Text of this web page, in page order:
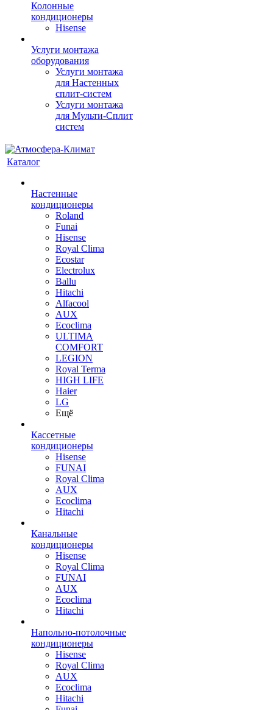
Колонные
кондиционеры
Hisense
Услуги монтажа
оборудования
Услуги монтажа
для Настенных
сплит-систем
Услуги монтажа
для Мульти-Сплит
систем
Каталог
Настенные
кондиционеры
Roland
Funai
Hisense
Royal Clima
Ecostar
Electrolux
Ballu
Hitachi
Alfacool
AUX
Ecoclima
ULTIMA
COMFORT
LEGION
Royal Terma
HIGH LIFE
Haier
LG
Ещё
Кассетные
кондиционеры
Hisense
FUNAI
Royal Clima
AUX
Ecoclima
Hitachi
Канальные
кондиционеры
Hisense
Royal Clima
FUNAI
AUX
Ecoclima
Hitachi
Напольно-потолочные
кондиционеры
Hisense
Royal Clima
AUX
Ecoclima
Hitachi